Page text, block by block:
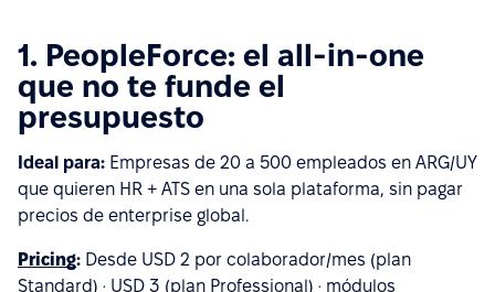
1. PeopleForce: el all-in-one
que no te funde el
presupuesto
Ideal para: Empresas de 20 a 500 empleados en ARG/UY
que quieren HR + ATS en una sola plataforma, sin pagar
precios de enterprise global.
Pricing: Desde USD 2 por colaborador/mes (plan
Standard) · USD 3 (plan Professional) · módulos